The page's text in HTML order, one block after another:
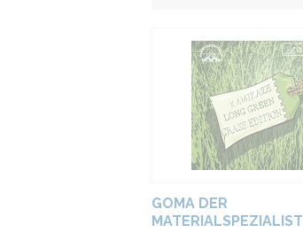
GOMA DER
MATERIALSPEZIALIST